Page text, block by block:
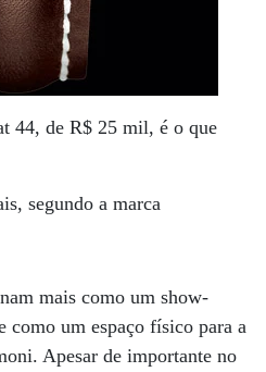
44, de R$ 25 mil, é o que
segundo a marca
mais como um show-
como um espaço físico para a
Apesar de importante no